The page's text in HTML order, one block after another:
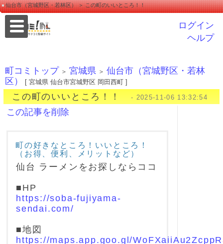
仙台市（宮城野区・若林区） ＞ この町のいいところ！！
ログイン
ヘルプ
町コミトップ ＞ 宮城県 ＞ 仙台市（宮城野区・若林
区）
[ 宮城県 仙台市宮城野区 岡田西町 ]
この町のいいところ！！ - 2025-11-06 13:32:54
この記事を削除
町の好きなところ！いいところ！
（お得、便利、メリットなど）
仙台 ラーメンをお探しならココ
■HP
https://soba-fujiyama-
sendai.com/
■地図
https://maps.app.goo.gl/